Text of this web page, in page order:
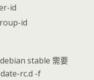
id
id
stable 需要
rc.d -f